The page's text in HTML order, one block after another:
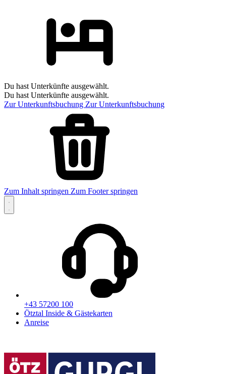
Du hast Unterkünfte ausgewählt.
Du hast Unterkünfte ausgewählt.
Zur Unterkunftsbuchung Zur Unterkunftsbuchung
Zum Inhalt springen Zum Footer springen
+43 57200 100
Ötztal Inside & Gästekarten
Anreise